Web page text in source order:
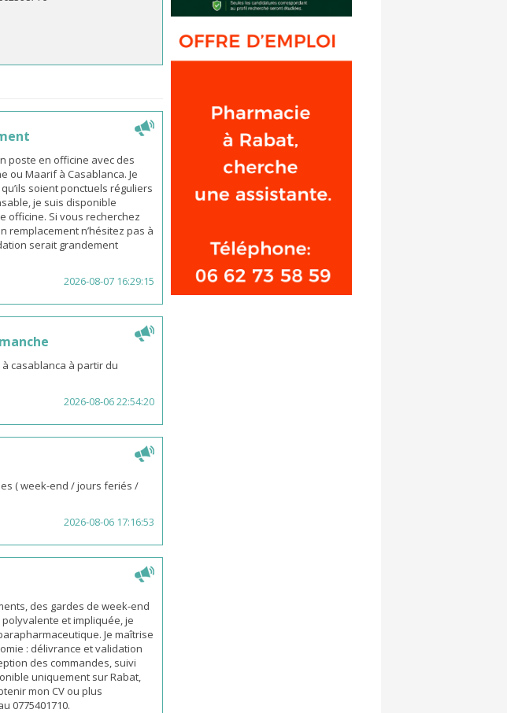
poste en officine avec des
ou Maarif à Casablanca. Je
soient ponctuels réguliers
je suis disponible
officine. Si vous recherchez
remplacement n’hésitez pas à
serait grandement
2026-08-07 16:29:15
casablanca à partir du
2026-08-06 22:54:20
( week-end / jours feriés /
2026-08-06 17:16:53
des gardes de week-end
et impliquée, je
Je maîtrise
: délivrance et validation
des commandes, suivi
uniquement sur Rabat,
mon CV ou plus
0775401710.